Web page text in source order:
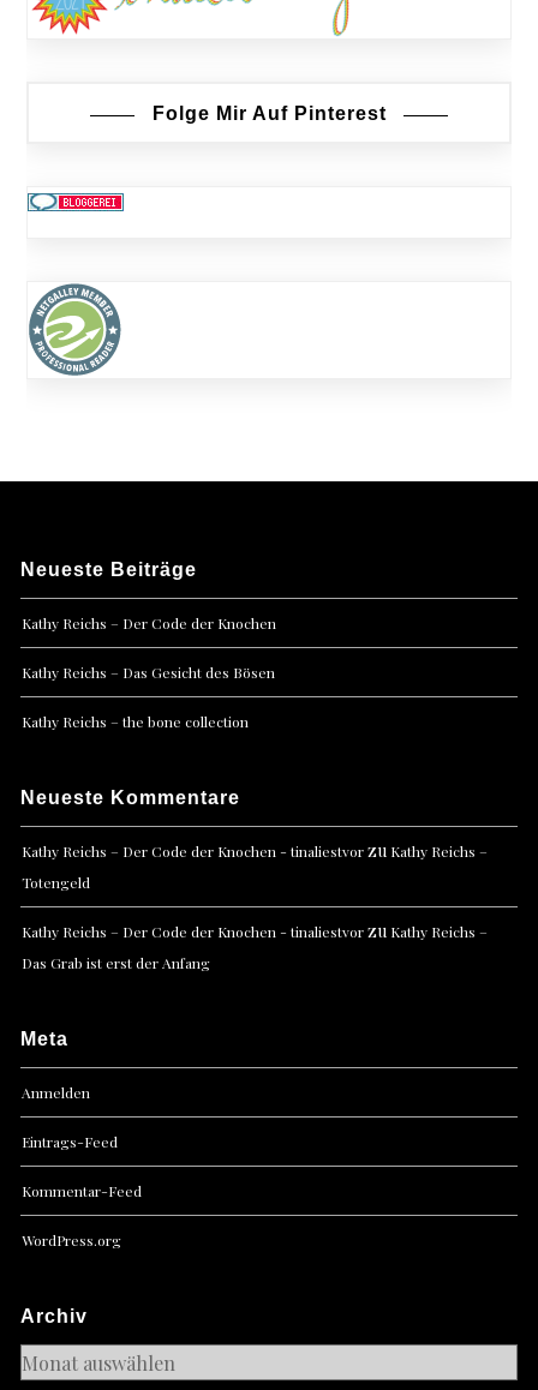
Folge Mir Auf Pinterest
Neueste Beiträge
Kathy Reichs – Der Code der Knochen
Kathy Reichs – Das Gesicht des Bösen
Kathy Reichs – the bone collection
Neueste Kommentare
Kathy Reichs – Der Code der Knochen - tinaliestvorzu Kathy Reichs –
Totengeld
Kathy Reichs – Der Code der Knochen - tinaliestvorzu Kathy Reichs –
Das Grab ist erst der Anfang
Meta
Anmelden
Eintrags-Feed
Kommentar-Feed
WordPress.org
Archiv
Archiv